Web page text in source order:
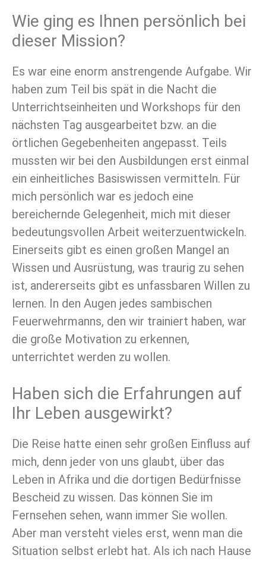
Wie ging es Ihnen persönlich bei
dieser Mission?
Es war eine enorm anstrengende Aufgabe. Wir
haben zum Teil bis spät in die Nacht die
Unterrichtseinheiten und Workshops für den
nächsten Tag ausgearbeitet bzw. an die
örtlichen Gegebenheiten angepasst. Teils
mussten wir bei den Ausbildungen erst einmal
ein einheitliches Basiswissen vermitteln. Für
mich persönlich war es jedoch eine
bereichernde Gelegenheit, mich mit dieser
bedeutungsvollen Arbeit weiterzuentwickeln.
Einerseits gibt es einen großen Mangel an
Wissen und Ausrüstung, was traurig zu sehen
ist, andererseits gibt es unfassbaren Willen zu
lernen. In den Augen jedes sambischen
Feuerwehrmanns, den wir trainiert haben, war
die große Motivation zu erkennen,
unterrichtet werden zu wollen.
Haben sich die Erfahrungen auf
Ihr Leben ausgewirkt?
Die Reise hatte einen sehr großen Einfluss auf
mich, denn jeder von uns glaubt, über das
Leben in Afrika und die dortigen Bedürfnisse
Bescheid zu wissen. Das können Sie im
Fernsehen sehen, wann immer Sie wollen.
Aber man versteht vieles erst, wenn man die
Situation selbst erlebt hat. Als ich nach Hause